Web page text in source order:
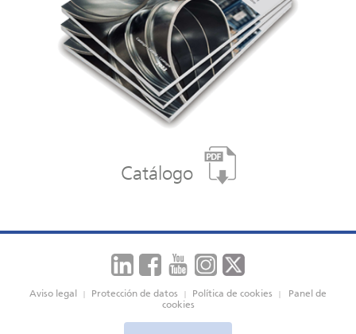
Catálogo
Aviso legal Protección de datos Política de cookies
Panel de
cookies